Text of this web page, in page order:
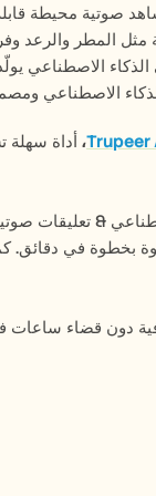
Trupeer،